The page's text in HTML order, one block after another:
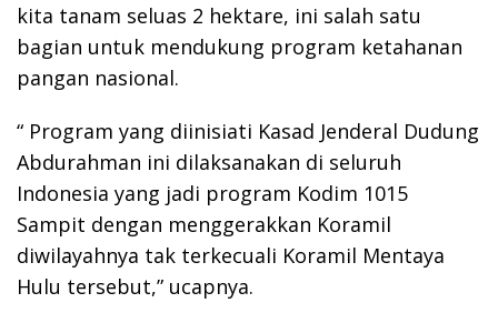
kita tanam seluas 2 hektare, ini salah satu
bagian untuk mendukung program ketahanan
pangan nasional.
“ Program yang diinisiati Kasad Jenderal Dudung
Abdurahman ini dilaksanakan di seluruh
Indonesia yang jadi program Kodim 1015
Sampit dengan menggerakkan Koramil
diwilayahnya tak terkecuali Koramil Mentaya
Hulu tersebut,” ucapnya.